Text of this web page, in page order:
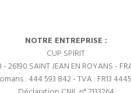
NOTRE ENTREPRISE :
CUP SPIRIT
- 26190 SAINT JEAN EN ROYANS -
: 444 593 842 - TVA : FR13